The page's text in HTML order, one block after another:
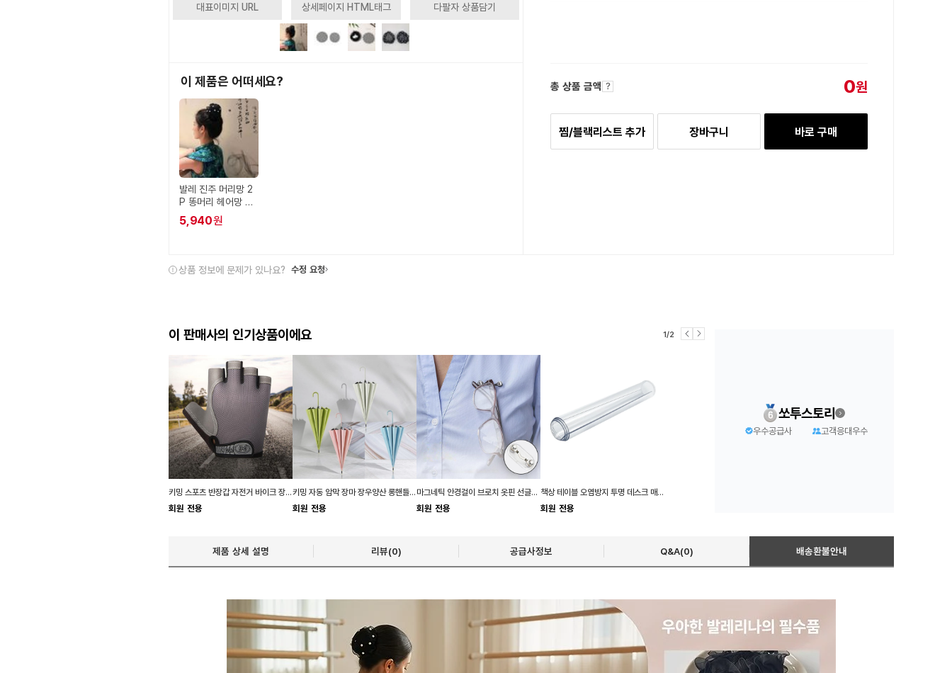
대표이미지 URL 상세페이지 HTML태그 다팔자 상품담기
이 제품은 어떠세요?
발레 진주 머리망 2
P 똥머리 헤어망 여
성
5,940원
총 상품 금액 0원
찜/블랙리스트 추가 장바구니 바로 구매
상품 정보에 문제가 있나요? 수정 요청
이 판매사의 인기상품이에요 1/2
키밍 스포츠 반장갑 자전거 바이크 장갑 남자 작업
회원 전용
키밍 자동 암막 장마 장우양산 롱핸들 패션 모던 큰
회원 전용
마그네틱 안경걸이 브로치 옷핀 선글라스클립 홀더
회원 전용
책상 테이블 오염방지 투명 데스크 매트 방수 식탁보 식탁 보호 커버 60x120cm 80x140cm
회원 전용
쏘투스토리
우수공급사 고객응대우수
제품 상세 설명 리뷰(0) 공급사정보 Q&A(0) 배송환불안내